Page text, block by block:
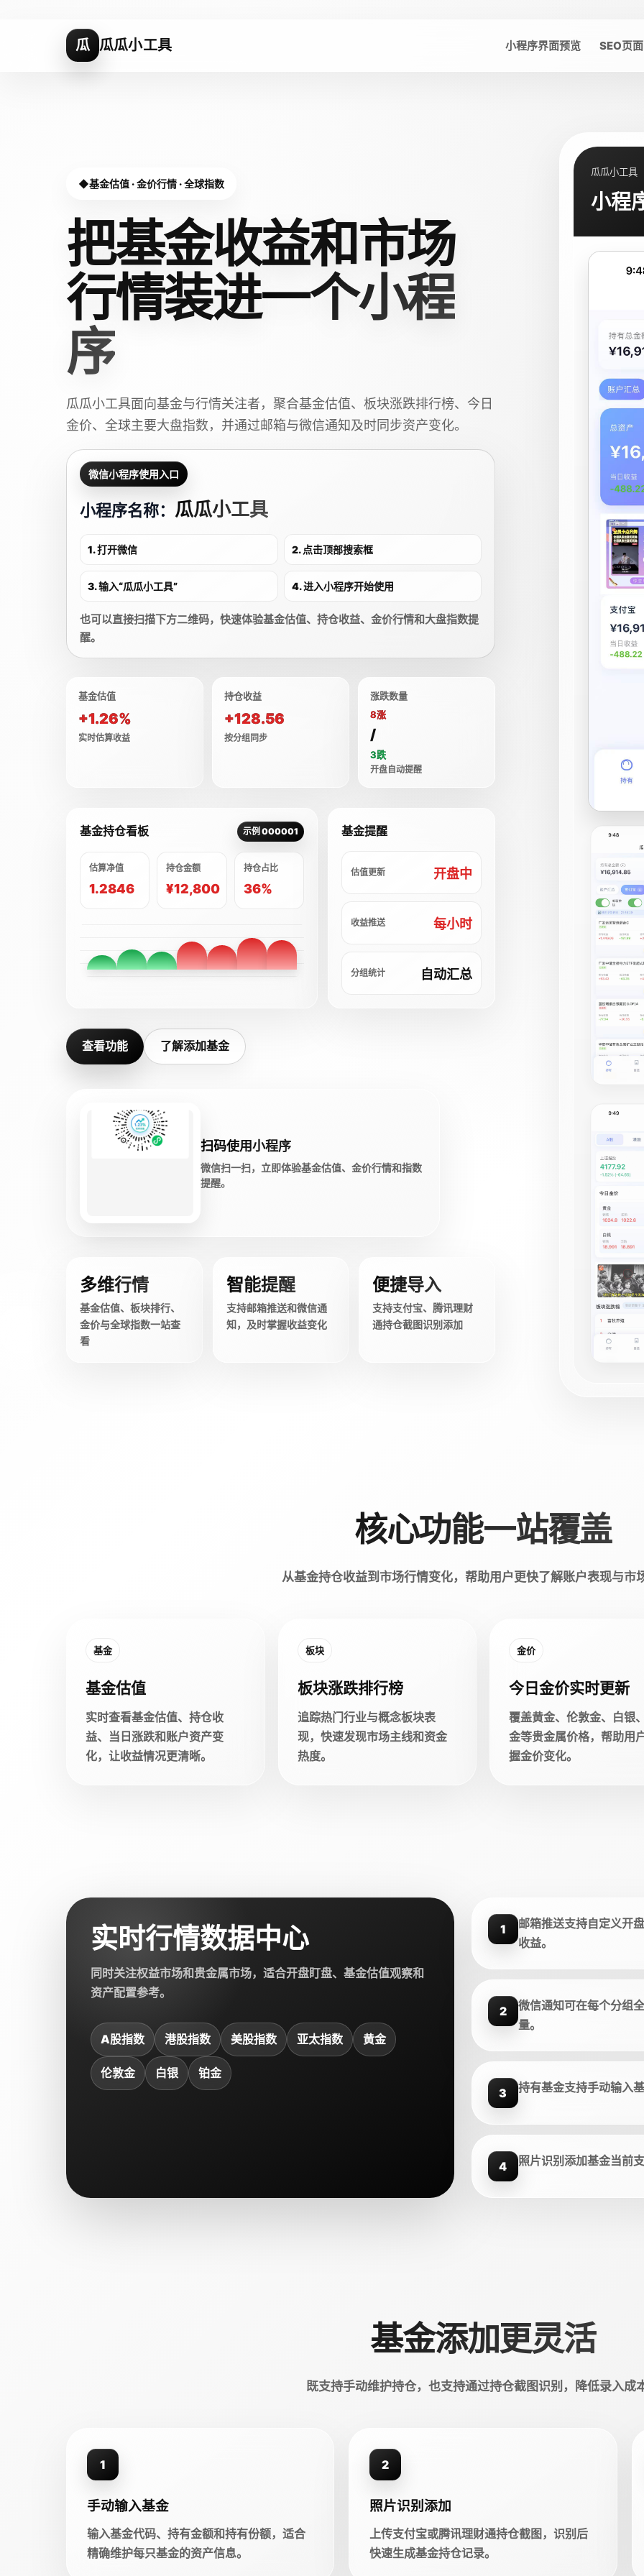
瓜 瓜瓜小工具 小程序界面预览 SEO页面
基金估值 · 金价行情 · 全球指数
把基金收益和市场
行情装进一个小程
序
瓜瓜小工具面向基金与行情关注者，聚合基金估值、板块涨跌排行榜、今日
金价、全球主要大盘指数，并通过邮箱与微信通知及时同步资产变化。
微信小程序使用入口
小程序名称： 瓜瓜小工具
1. 打开微信 2. 点击顶部搜索框
3. 输入“瓜瓜小工具” 4. 进入小程序开始使用
也可以直接扫描下方二维码，快速体验基金估值、持仓收益、金价行情和大盘指数提
醒。
基金估值
+1.26%
实时估算收益
持仓收益
+128.56
按分组同步
涨跌数量
8涨
/
3跌
开盘自动提醒
基金持仓看板 示例 000001
估算净值
1.2846
持仓金额
¥12,800
持仓占比
36%
基金提醒
估值更新 开盘中
收益推送 每小时
分组统计 自动汇总
查看功能 了解添加基金
扫码使用小程序
微信扫一扫，立即体验基金估值、金价行情和指数
提醒。
多维行情
基金估值、板块排行、
金价与全球指数一站查
看
智能提醒
支持邮箱推送和微信通
知，及时掌握收益变化
便捷导入
支持支付宝、腾讯理财
通持仓截图识别添加
瓜瓜小工具
小程
核心功能一站覆盖
从基金持仓收益到市场行情变化，帮助用户更快了解账户表现与市
基金
基金估值
实时查看基金估值、持仓收
益、当日涨跌和账户资产变
化，让收益情况更清晰。
板块
板块涨跌排行榜
追踪热门行业与概念板块表
现，快速发现市场主线和资金
热度。
金价
今日金价实时更新
覆盖黄金、伦敦金、白银
金等贵金属价格，帮助用
握金价变化。
实时行情数据中心
同时关注权益市场和贵金属市场，适合开盘盯盘、基金估值观察和
资产配置参考。
A股指数 港股指数 美股指数 亚太指数 黄金
伦敦金 白银 铂金
1
邮箱推送支持自定义开
收益。
2
微信通知可在每个分组
量。
3 持有基金支持手动输入
4 照片识别添加基金当前
基金添加更灵活
既支持手动维护持仓，也支持通过持仓截图识别，降低录入成
1
手动输入基金
输入基金代码、持有金额和持有份额，适合
精确维护每只基金的资产信息。
2
照片识别添加
上传支付宝或腾讯理财通持仓截图，识别后
快速生成基金持仓记录。